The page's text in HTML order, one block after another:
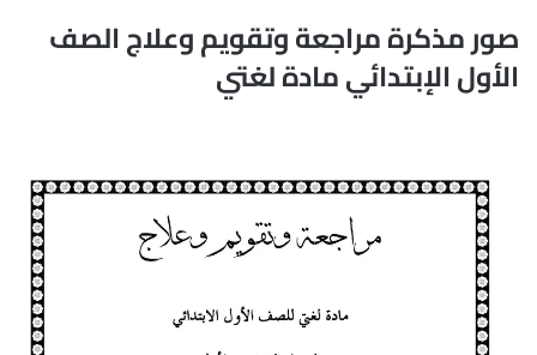
صور مذكرة مراجعة وتقويم وعلاج الصف
الأول الإبتدائي مادة لغتي